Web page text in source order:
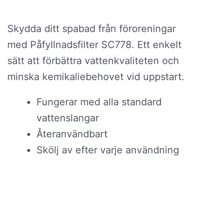
229,00 kr.169,00
Skydda ditt spabad från föroreningar
med Påfyllnadsfilter SC778. Ett enkelt
sätt att förbättra vattenkvaliteten och
minska kemikaliebehovet vid uppstart.
Fungerar med alla standard
vattenslangar
Återanvändbart
Skölj av efter varje användning